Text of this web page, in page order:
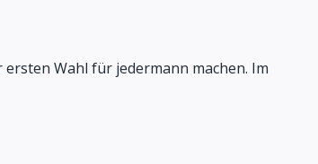
Wahl für jedermann machen. Im